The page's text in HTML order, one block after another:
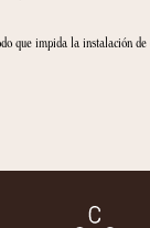
GIRONA de
y correcta en el
y de las que se
GIRONA siempre
del